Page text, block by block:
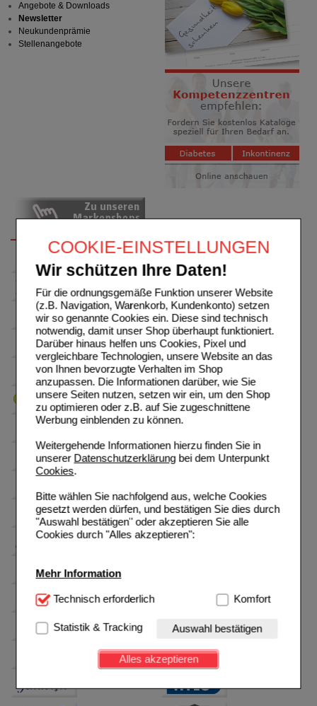
COOKIE-EINSTELLUNGEN
Wir schützen Ihre Daten!
Für die ordnungsgemäße Funktion unserer Website
(z.B. Navigation, Warenkorb, Kundenkonto) setzen
wir so genannte Cookies ein. Diese sind technisch
notwendig, damit unser Shop überhaupt funktioniert.
Darüber hinaus helfen uns Cookies, Pixel und
vergleichbare Technologien, unsere Website an das
von Ihnen bevorzugte Verhalten im Shop
anzupassen. Die Informationen darüber, wie Sie
unsere Seiten nutzen, setzen wir ein, um den Shop
zu optimieren oder z.B. auf Sie zugeschnittene
Werbung einblenden zu können.
Weitergehende Informationen hierzu finden Sie in
unserer Datenschutzerklärungbei dem Unterpunkt
Cookies.
Bitte wählen Sie nachfolgend aus, welche Cookies
gesetzt werden dürfen, und bestätigen Sie dies durch
"Auswahl bestätigen" oder akzeptieren Sie alle
Cookies durch "Alles akzeptieren":
Mehr Information
Technisch Notwendig:Hierbei handelt es sich um
Website notwendig sind (z.B. Navigation, Warenkorb,
Kundenkonto), weshalb auf diese nicht verzichtet
werden kann.
Einkaufserlebnis noch ansprechender zu gestalten,
Technisch erforderlich Komfort
Statistik & Tracking Auswahl bestätigen
Alles akzeptieren
Angebote & Downloads
Newsletter
Neukundenprämie
Stellenangebote